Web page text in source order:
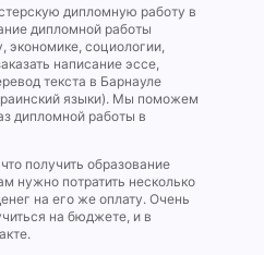
дипломную работу в
дипломной работы
экономике, социологии,
написание эссе,
текста в Барнауле
языки). Мы поможем
дипломной работы в
получить образование
нужно потратить несколько
на его же оплату. Очень
на бюджете, и в